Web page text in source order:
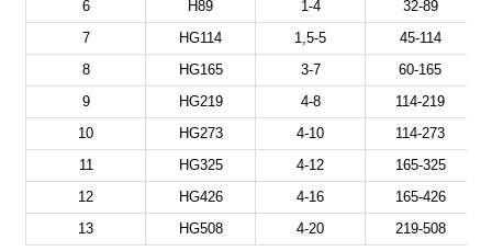
6 H89 1-4
32-89
7
HG114 1,5-5
45-114
8
HG165 3-7
60-165
9
HG219 4-8
114-219
10
HG273 4-10
114-273
11
HG325 4-12
165-325
12
HG426 4-16
165-426
13
HG508 4-20 219-508